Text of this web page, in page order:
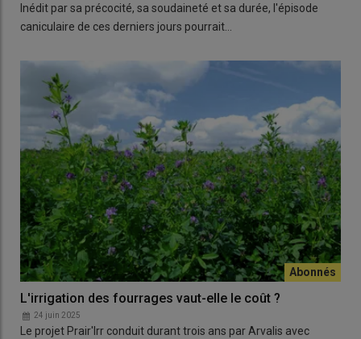
Inédit par sa précocité, sa soudaineté et sa durée, l'épisode
caniculaire de ces derniers jours pourrait…
L'irrigation des fourrages vaut-elle le coût ?
24 juin 2025
Le projet Prair'Irr conduit durant trois ans par Arvalis avec